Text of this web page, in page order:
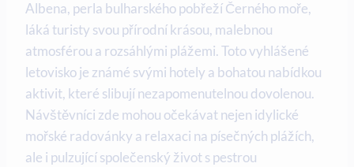
Albena, perla bulharského pobřeží Černého moře,
láká turisty svou přírodní krásou, malebnou
atmosférou a rozsáhlými plážemi. Toto vyhlášené
letovisko je známé svými hotely a bohatou nabídkou
aktivit, které slibují nezapomenutelnou dovolenou.
Návštěvníci zde mohou očekávat nejen idylické
mořské radovánky a relaxaci na písečných plážích,
ale i pulzující společenský život s pestrou